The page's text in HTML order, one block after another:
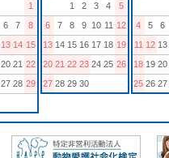
1
6 7
8
13 14 15
20 21 22
27 28 29
1
2 3 4
5
6
7 8 9 10 11 12
13 14 15 16 17 18 19
20 21 22 23 24 25 26
27 28 29 30
4
5 6
11 12 13
18 19 20
25 26 27